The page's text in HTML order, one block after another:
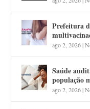
Prefeitura
ago 2, 2026|
Saúde
população
ago 2, 2026|